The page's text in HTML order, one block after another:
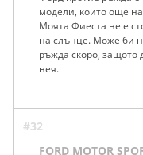
модели, които още
Моята Фиеста не е
на слънце. Може би
ръжда скоро, защото
нея.
#32
FORD MOTOR